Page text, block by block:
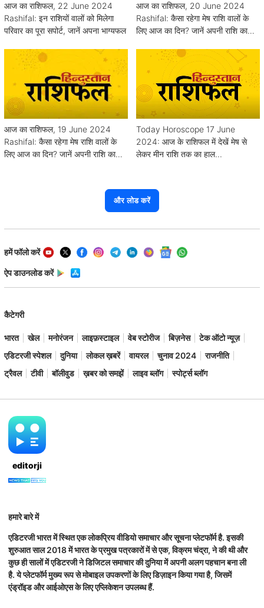
आज का राशिफल, 22 June 2024
Rashifal: इन राशियों वालों को मिलेगा
परिवार का पूरा सपोर्ट, जानें अपना भाग्यफल
आज का राशिफल, 20 June 2024
Rashifal: कैसा रहेगा मेष राशि वालों के
लिए आज का दिन? जानें अपनी राशि का
आज का राशिफल, 19 June 2024
Rashifal: कैसा रहेगा मेष राशि वालों के
लिए आज का दिन? जानें अपनी राशि का
Today Horoscope 17 June
2024: आज के राशिफल में देखें मेष से
लेकर मीन राशि तक का हाल...
और लोड करें
हमें फॉलो करें
ऐप डाउनलोड करें
कैटेगरी
भारत खेल मनोरंजन लाइफ़स्टाइल वेब स्टोरीज बिज़नेस
टेक ऑटो न्यूज़
एडिटरजी स्पेशल
दुनिया लोकल ख़बरें वायरल चुनाव 2024
राजनीति
ट्रैवल
टीवी बॉलीवुड ख़बर को समझें लाइव ब्लॉग स्पोर्ट्स ब्लॉग
editorji
हमारे बारे में
एडिटरजी भारत में स्थित एक लोकप्रिय वीडियो समाचार और सूचना प्लेटफॉर्म है. इसकी
शुरुआत साल 2018 में भारत के प्रमुख पत्रकारों में से एक, विक्रम चंद्रा, ने की थी और
कुछ ही सालों में एडिटरजी ने डिजिटल समाचार की दुनिया में अपनी अलग पहचान बना ली
है. ये प्लेटफॉर्म मुख्य रूप से मोबाइल उपकरणों के लिए डिज़ाइन किया गया है, जिसमें
एंड्रॉइड और आईओएस के लिए एप्लिकेशन उपलब्ध हैं.